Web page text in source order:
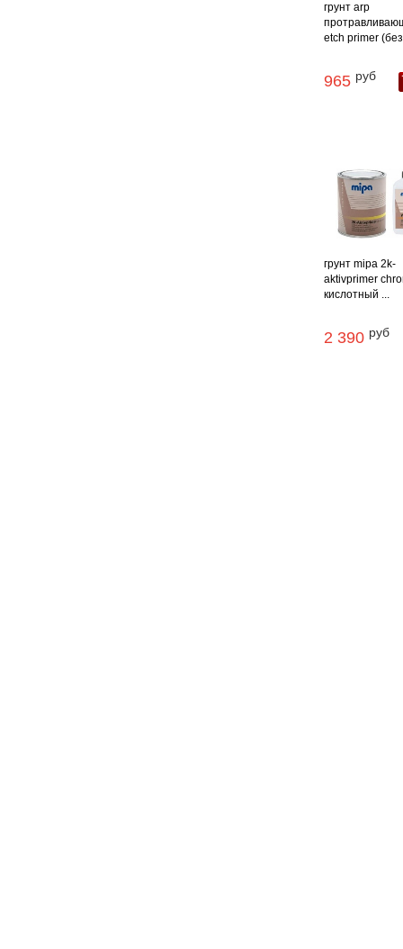
грунт arp
etch primer
965 руб
грунт mipa 2k-
aktivprimer
кислотный ...
2 390 руб